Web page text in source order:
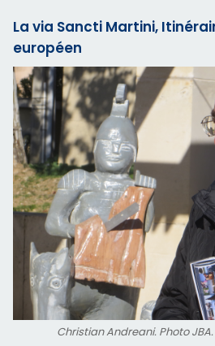
La via Sancti Martini,
européen
Christian Andreani. Photo JBA.